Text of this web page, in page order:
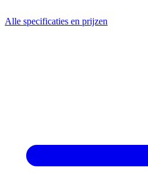
Alle specificaties en prijzen